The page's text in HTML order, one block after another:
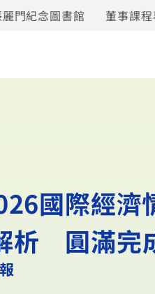
麗門紀念圖書館 董事課程
國際經濟
析 圓滿完